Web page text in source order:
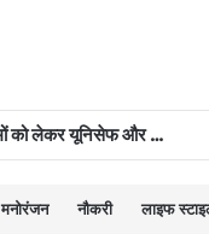
मुख्य सचिव ने बच्चों के लिए स्वास्थ्य कार्यक्रमों को लेकर यूनिसेफ और विभिन्न विभागों के अधिकारियों की संयुक्त बैठक ली
मनोरंजन नौकरी लाइफ